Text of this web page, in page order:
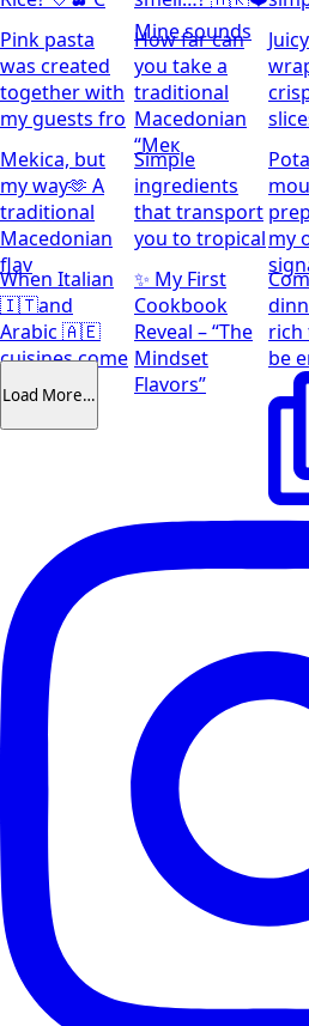
Mine sounds
Pink pasta
was created
together with
my guests fro
How far can
you take a
traditional
Macedonian
“Мек
Mekica, but
my way🫶 A
traditional
Macedonian
flav
Simple
ingredients
that transport
you to tropicalmy
When Italian
🇮🇹and
Arabic 🇦🇪
cuisines come
together
✨ My First
Cookbook
Reveal – “The
Mindset
Flavors”
rich
be
Load More…